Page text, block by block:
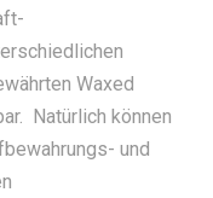
Waxed
Natürlich können
und